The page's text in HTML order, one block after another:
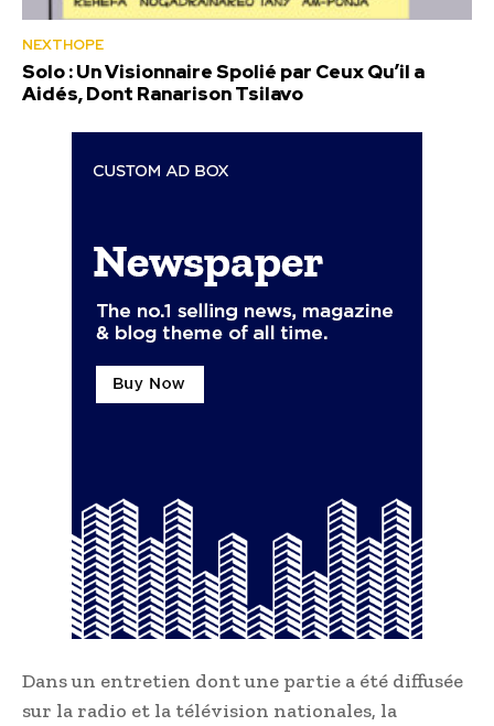
NEXTHOPE
Solo : Un Visionnaire Spolié par Ceux Qu’il a
Aidés, Dont Ranarison Tsilavo
Dans un entretien dont une partie a été diffusée
sur la radio et la télévision nationales, la